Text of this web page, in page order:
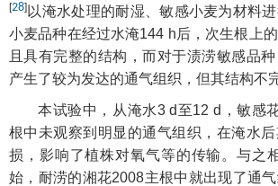
[28]以淹水处理的耐湿、敏感小麦为材料
小麦品种在经过水淹144 h后，次生根上
且具有完整的结构，而对于渍涝敏感品
产生了较为发达的通气组织，但其结构不
本试验中，从淹水3 d至12 d，敏感
根中未观察到明显的通气组织，在淹水
损，影响了植株对氧气等的传输。与之
始，耐涝的湘花2008主根中就出现了通